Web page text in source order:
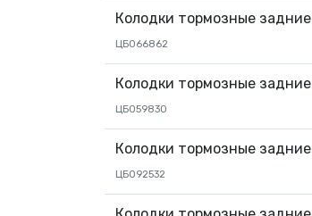
Колодки тормозные задние
ЦБ066862
Колодки тормозные задние
ЦБ059830
Колодки тормозные задние
ЦБ092532